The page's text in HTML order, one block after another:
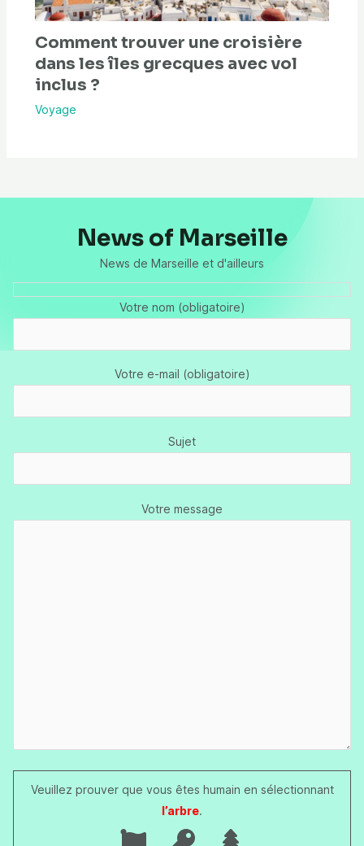
Comment trouver une croisière
dans les îles grecques avec vol
inclus ?
Voyage
News of Marseille
News de Marseille et d'ailleurs
Votre nom (obligatoire)
Votre e-mail (obligatoire)
Sujet
Votre message
Veuillez prouver que vous êtes humain en sélectionnant
l’arbre.